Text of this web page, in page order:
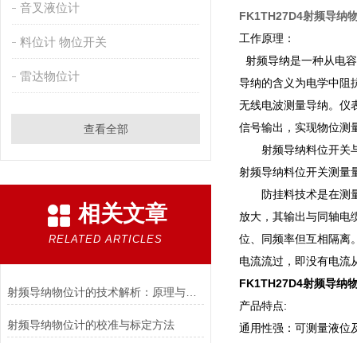
音叉液位计
料位计 物位开关
雷达物位计
查看全部
相关文章
RELATED ARTICLES
射频导纳物位计的技术解析：原理与应用
射频导纳物位计的校准与标定方法
FK1TH27D4射频导纳
工作原理：
射频导纳是一种从电
导纳的含义为电学中阻
无线电波测量导纳。仪
信号输出，实现物位测
射频导纳料位开关
射频导纳料位开关测量
防挂料技术是在测
放大，其输出与同轴电
位、同频率但互相隔离
电流流过，即没有电流
FK1TH27D4射频导纳
产品特点:
通用性强：可测量液位